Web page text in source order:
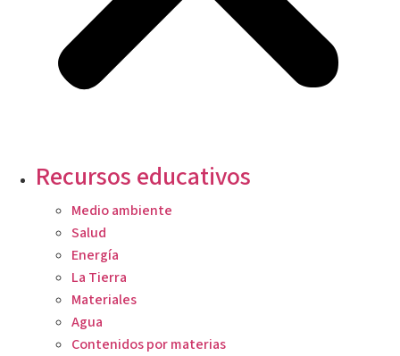
Recursos educativos
Medio ambiente
Salud
Energía
La Tierra
Materiales
Agua
Contenidos por materias